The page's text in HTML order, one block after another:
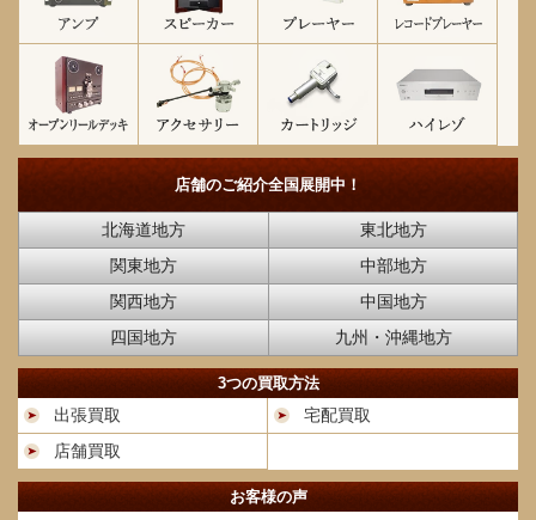
店舗のご紹介全国展開中！
北海道地方
東北地方
関東地方
中部地方
関西地方
中国地方
四国地方
九州・沖縄地方
3つの買取方法
出張買取
宅配買取
店舗買取
お客様の声